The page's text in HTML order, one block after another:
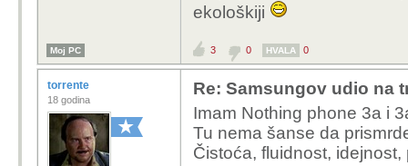
ekološkiji
Moj PC 3 0 HVALA 0
torrente
18 godina
Re: Samsungov udio na
Imam Nothing phone 3a i
Tu nema šanse da
Čistoća, fluidnost,